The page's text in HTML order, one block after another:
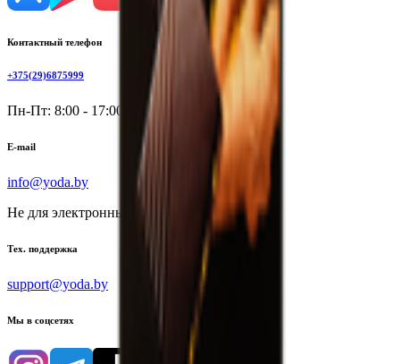
Контактный телефон
+375(29)6875999
Пн-Пт: 8:00 - 17:00
E-mail
info@yoda.by
Не для электронных обращений
Тех. поддержка
support@yoda.by
Мы в соцсетях